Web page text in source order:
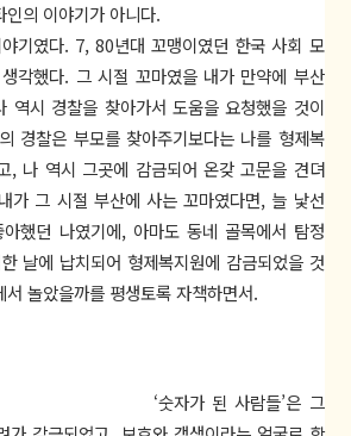
인의 이야기가 아니다.
기였다. 7, 80년대 꼬맹이였던 한국 사회 모
각했다. 그 시절 꼬마였을 내가 만약에 부산
역시 경찰을 찾아가서 도움을 요청했을 것이
경찰은 부모를 찾아주기보다는 나를 형제복
, 나 역시 그곳에 감금되어 온갖 고문을 견뎌
가 그 시절 부산에 사는 꼬마였다면, 늘 낯선
했던 나였기에, 아마도 동네 골목에서 탐정
날에 납치되어 형제복지원에 감금되었을 것
놀았을까를 평생토록 자책하면서.
‘숫자가 된 사람들’은 그